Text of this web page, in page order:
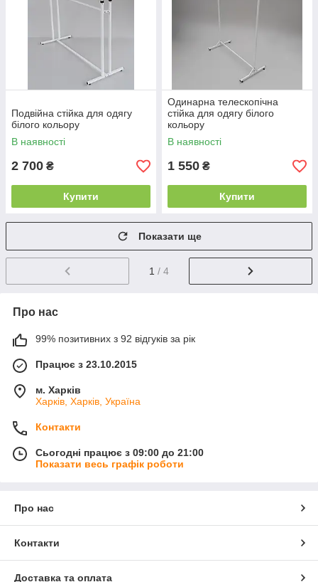
Подвійна стійка для одягу
білого кольору
В наявності
2 700 ₴
Купити
Одинарна телескопічна
стійка для одягу білого
кольору
В наявності
1 550 ₴
Купити
Показати ще
1 / 4
Про нас
99% позитивних з 92 відгуків за рік
Працює з 23.10.2015
м. Харків
Харків, Харків, Україна
Контакти
Сьогодні працює з 09:00 до 21:00
Показати весь графік роботи
Про нас
Контакти
Доставка та оплата